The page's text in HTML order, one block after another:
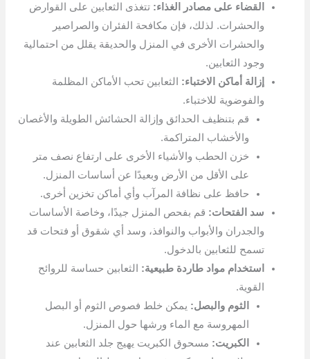
القضاء على مصادر الغذاء: تتغذى الثعابين على القوارض
والحشرات. لذلك، فإن مكافحة الفئران والصراصير
والحشرات الأخرى في المنزل والحديقة يقلل من احتمالية
وجود الثعابين.
إزالة أماكن الاختباء: الثعابين تحب الأماكن المظلمة
والفوضوية للاختباء.
قم بتنظيف الحدائق وإزالة الحشائش الطويلة والأغصان
والأخشاب المتراكمة.
خزن الحطب والأشياء الأخرى على ارتفاع نصف متر
على الأقل من الأرض وبعيدًا عن أساسات المنزل.
حافظ على نظافة المرآب وأي أماكن تخزين أخرى.
سد الفتحات: قم بفحص المنزل جيدًا، وخاصة الأساسات
والجدران والأبواب والنوافذ، وسد أي شقوق أو فتحات قد
تسمح للثعابين بالدخول.
استخدام مواد طاردة طبيعية: الثعابين حساسة للروائح
القوية.
الثوم والبصل: يمكن خلط فصوص الثوم أو البصل
المهروسة مع الماء ورشها حول المنزل.
الكبريت: مسحوق الكبريت يهيج جلد الثعابين عند